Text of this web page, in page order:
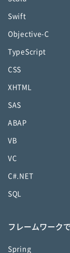
Swift
Objective-C
TypeScript
CSS
XHTML
SAS
ABAP
VB
VC
C#.NET
SQL
フレームワーク
Spring